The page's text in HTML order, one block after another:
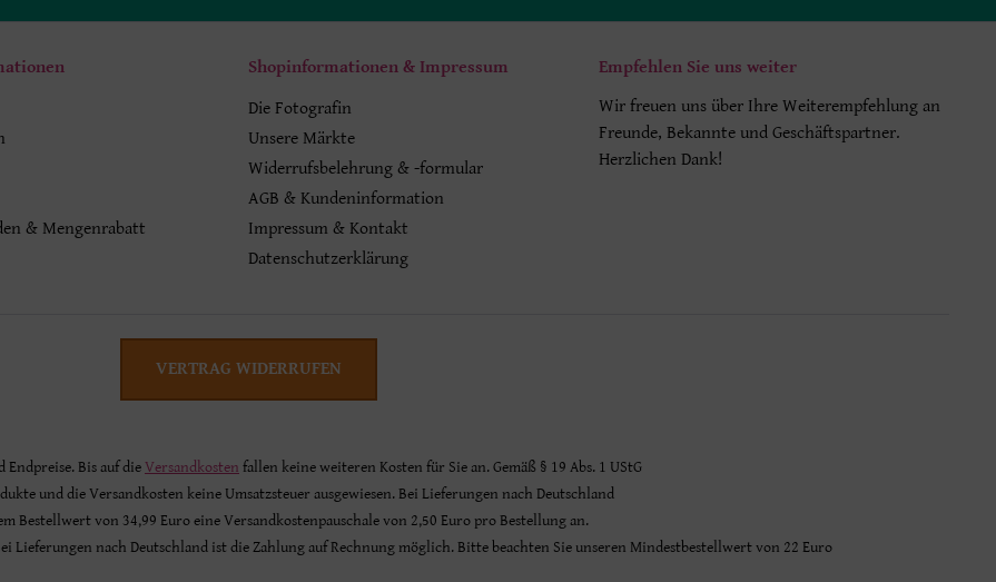
& Mengenrabatt
Shopinformationen & Impressum
Die Fotografin
Unsere Märkte
Widerrufsbelehrung & -formular
AGB & Kundeninformation
Impressum & Kontakt
Datenschutzerklärung
Empfehlen Sie uns weiter
Wir freuen uns über Ihre Weiterempfehlung an
Freunde, Bekannte und Geschäftspartner.
Herzlichen Dank!
VERTRAG WIDERRUFEN
Endpreise. Bis auf die Versandkosten fallen keine weiteren Kosten für Sie an. Gemäß § 19 Abs. 1 UStG
und die Versandkosten keine Umsatzsteuer ausgewiesen. Bei Lieferungen nach Deutschland
Bestellwert von 34,99 Euro eine Versandkostenpauschale von 2,50 Euro pro Bestellung an.
Lieferungen nach Deutschland ist die Zahlung auf Rechnung möglich. Bitte beachten Sie unseren Mindestbestellwert von 22 Euro